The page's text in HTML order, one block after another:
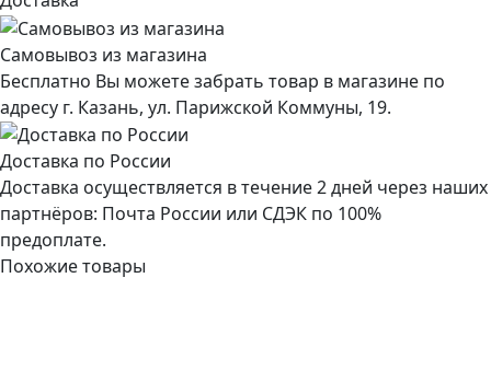
Самовывоз из магазина
Бесплатно Вы можете забрать товар в магазине по
адресу г. Казань, ул. Парижской Коммуны, 19.
Доставка по России
Доставка осуществляется в течение 2 дней через наших
партнёров: Почта России или СДЭК по 100%
предоплате.
Похожие товары